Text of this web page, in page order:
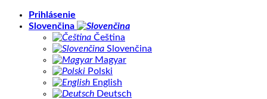
Skip
Prihlásenie
Slovenčina
Čeština
Slovenčina
Magyar
Polski
English
Deutsch